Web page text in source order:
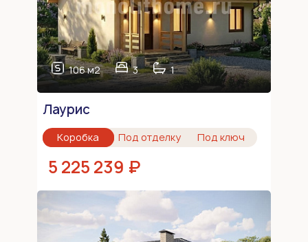
106 м2 3 1
Лаурис
Коробка Под отделку Под ключ
5 225 239 ₽